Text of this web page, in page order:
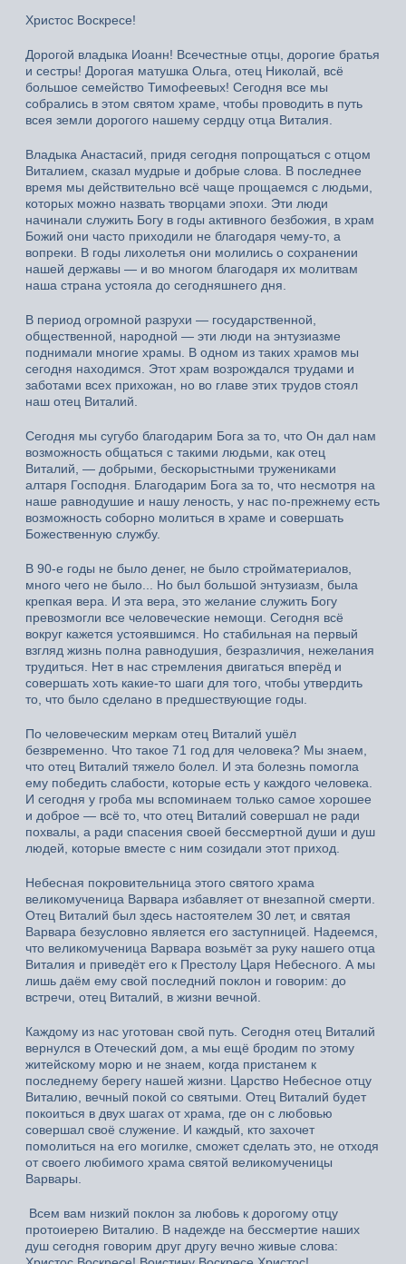
Христос Воскресе!
Дорогой владыка Иоанн! Всечестные отцы, дорогие братья
и сестры! Дорогая матушка Ольга, отец Николай, всё
большое семейство Тимофеевых! Сегодня все мы
собрались в этом святом храме, чтобы проводить в путь
всея земли дорогого нашему сердцу отца Виталия.
Владыка Анастасий, придя сегодня попрощаться с отцом
Виталием, сказал мудрые и добрые слова. В последнее
время мы действительно всё чаще прощаемся с людьми,
которых можно назвать творцами эпохи. Эти люди
начинали служить Богу в годы активного безбожия, в храм
Божий они часто приходили не благодаря чему-то, а
вопреки. В годы лихолетья они молились о сохранении
нашей державы — и во многом благодаря их молитвам
наша страна устояла до сегодняшнего дня.
В период огромной разрухи — государственной,
общественной, народной — эти люди на энтузиазме
поднимали многие храмы. В одном из таких храмов мы
сегодня находимся. Этот храм возрождался трудами и
заботами всех прихожан, но во главе этих трудов стоял
наш отец Виталий.
Сегодня мы сугубо благодарим Бога за то, что Он дал нам
возможность общаться с такими людьми, как отец
Виталий, — добрыми, бескорыстными тружениками
алтаря Господня. Благодарим Бога за то, что несмотря на
наше равнодушие и нашу леность, у нас по-прежнему есть
возможность соборно молиться в храме и совершать
Божественную службу.
В 90-е годы не было денег, не было стройматериалов,
много чего не было... Но был большой энтузиазм, была
крепкая вера. И эта вера, это желание служить Богу
превозмогли все человеческие немощи. Сегодня всё
вокруг кажется устоявшимся. Но стабильная на первый
взгляд жизнь полна равнодушия, безразличия, нежелания
трудиться. Нет в нас стремления двигаться вперёд и
совершать хоть какие-то шаги для того, чтобы утвердить
то, что было сделано в предшествующие годы.
По человеческим меркам отец Виталий ушёл
безвременно. Что такое 71 год для человека? Мы знаем,
что отец Виталий тяжело болел. И эта болезнь помогла
ему победить слабости, которые есть у каждого человека.
И сегодня у гроба мы вспоминаем только самое хорошее
и доброе — всё то, что отец Виталий совершал не ради
похвалы, а ради спасения своей бессмертной души и душ
людей, которые вместе с ним созидали этот приход.
Небесная покровительница этого святого храма
великомученица Варвара избавляет от внезапной смерти.
Отец Виталий был здесь настоятелем 30 лет, и святая
Варвара безусловно является его заступницей. Надеемся,
что великомученица Варвара возьмёт за руку нашего отца
Виталия и приведёт его к Престолу Царя Небесного. А мы
лишь даём ему свой последний поклон и говорим: до
встречи, отец Виталий, в жизни вечной.
Каждому из нас уготован свой путь. Сегодня отец Виталий
вернулся в Отеческий дом, а мы ещё бродим по этому
житейскому морю и не знаем, когда пристанем к
последнему берегу нашей жизни. Царство Небесное отцу
Виталию, вечный покой со святыми. Отец Виталий будет
покоиться в двух шагах от храма, где он с любовью
совершал своё служение. И каждый, кто захочет
помолиться на его могилке, сможет сделать это, не отходя
от своего любимого храма святой великомученицы
Варвары.
Всем вам низкий поклон за любовь к дорогому отцу
протоиерею Виталию. В надежде на бессмертие наших
душ сегодня говорим друг другу вечно живые слова: